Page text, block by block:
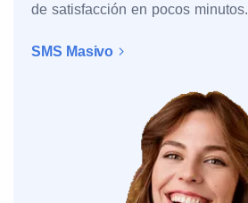
de satisfacción en pocos minutos.
SMS Masivo